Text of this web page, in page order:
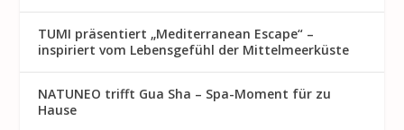
TUMI präsentiert „Mediterranean Escape“ –
inspiriert vom Lebensgefühl der Mittelmeerküste
NATUNEO trifft Gua Sha – Spa-Moment für zu
Hause